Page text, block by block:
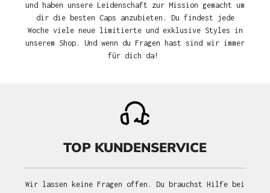
und haben unsere Leidenschaft zur Mission gemacht um
dir die besten Caps anzubieten. Du findest jede
Woche viele neue limitierte und exklusive Styles in
unserem Shop. Und wenn du Fragen hast sind wir immer
für dich da!
TOP KUNDENSERVICE
Wir lassen keine Fragen offen. Du brauchst Hilfe bei